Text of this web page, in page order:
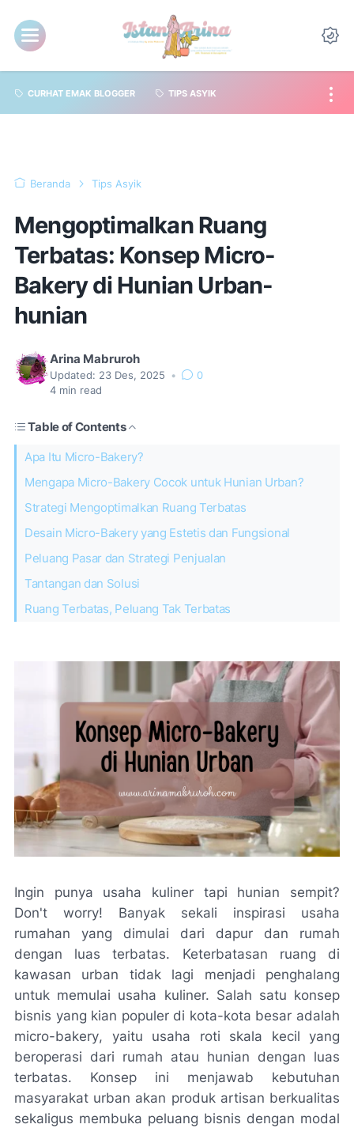
CURHAT EMAK BLOGGER TIPS ASYIK
Beranda Tips Asyik
Mengoptimalkan Ruang
Terbatas: Konsep Micro-
Bakery di Hunian Urban-
hunian
Arina Mabruroh
Updated: 23 Des, 2025 •
0
4 min read
Table of Contents
Apa Itu Micro-Bakery?
Mengapa Micro-Bakery Cocok untuk Hunian Urban?
Strategi Mengoptimalkan Ruang Terbatas
Desain Micro-Bakery yang Estetis dan Fungsional
Peluang Pasar dan Strategi Penjualan
Tantangan dan Solusi
Ruang Terbatas, Peluang Tak Terbatas
Ingin punya usaha kuliner tapi hunian sempit?
Don't
worry! Banyak sekali inspirasi usaha
rumahan yang dimulai dari dapur dan rumah
dengan luas terbatas. Keterbatasan ruang di
kawasan urban tidak lagi menjadi penghalang
untuk memulai usaha kuliner. Salah satu konsep
bisnis yang kian populer di kota-kota besar adalah
micro-bakery, yaitu usaha roti skala kecil yang
beroperasi dari rumah atau hunian dengan luas
terbatas. Konsep ini menjawab kebutuhan
masyarakat urban akan produk artisan berkualitas
sekaligus membuka peluang bisnis dengan modal